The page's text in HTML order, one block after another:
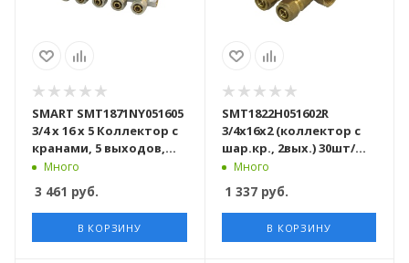
SMART SMT1871NY051605
3/4 x 16 x 5 Коллектор с
кранами, 5 выходов,
никель, 15 штук в
Много
3 461 руб.
В КОРЗИНУ
SMT1822Н051602R
3/4x16x2 (коллектор с
шар.кр., 2вых.) 30шт/
корМного
1 337руб.
В КОРЗИНУ